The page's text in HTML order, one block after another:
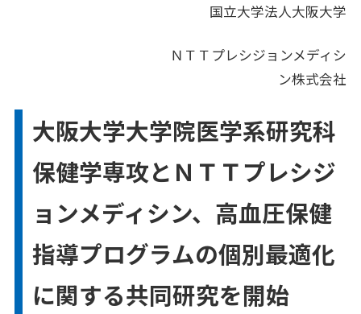
企業理念
採用情報 RECRUIT
ナレッジコンテンツ KNOWLEDGE CONTENTS
国立大学法人大阪大学
ＮＴＴプレシジョンメディシ
ン株式会社
大阪大学大学院医学系研究科
保健学専攻とＮＴＴプレシジ
ョンメディシン、高血圧保健
指導プログラムの個別最適化
に関する共同研究を開始